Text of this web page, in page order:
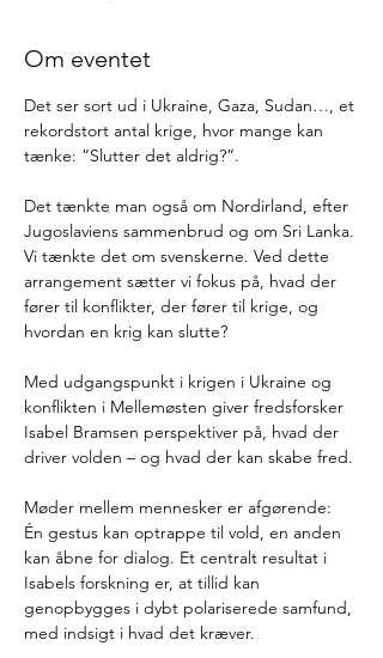
Om eventet
Det ser sort ud i Ukraine, Gaza, Sudan…, et
rekordstort antal krige, hvor mange kan
tænke: ”Slutter det aldrig?”.
Det tænkte man også om Nordirland, efter
Jugoslaviens sammenbrud og om Sri Lanka.
Vi tænkte det om svenskerne. Ved dette
arrangement sætter vi fokus på, hvad der
fører til konflikter, der fører til krige, og
hvordan en krig kan slutte?
Med udgangspunkt i krigen i Ukraine og
konflikten i Mellemøsten giver fredsforsker
Isabel Bramsen perspektiver på, hvad der
driver volden – og hvad der kan skabe fred.
Møder mellem mennesker er afgørende:
Én gestus kan optrappe til vold, en anden
kan åbne for dialog. Et centralt resultat i
Isabels forskning er, at tillid kan
genopbygges i dybt polariserede samfund,
med indsigt i hvad det kræver.